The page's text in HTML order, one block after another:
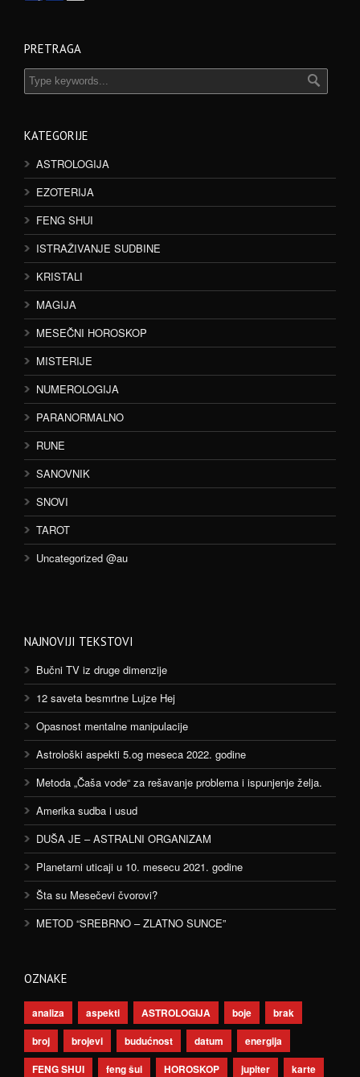
PRETRAGA
KATEGORIJE
ASTROLOGIJA
EZOTERIJA
FENG SHUI
ISTRAŽIVANJE SUDBINE
KRISTALI
MAGIJA
MESEČNI HOROSKOP
MISTERIJE
NUMEROLOGIJA
PARANORMALNO
RUNE
SANOVNIK
SNOVI
TAROT
Uncategorized @au
NAJNOVIJI TEKSTOVI
Bučni TV iz druge dimenzije
12 saveta besmrtne Lujze Hej
Opasnost mentalne manipulacije
Astrološki aspekti 5.og meseca 2022. godine
Metoda „Čaša vode“ za rešavanje problema i ispunjenje želja.
Amerika sudba i usud
DUŠA JE – ASTRALNI ORGANIZAM
Planetarni uticaji u 10. mesecu 2021. godine
Šta su Mesečevi čvorovi?
METOD “SREBRNO – ZLATNO SUNCE”
OZNAKE
analiza aspekti ASTROLOGIJA boje
brak
broj
brojevi budućnost datum
energija
FENG SHUI
feng šui HOROSKOP jupiter karte